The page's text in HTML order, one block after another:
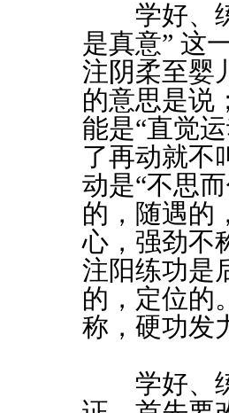
学好、练
是真意” 这
注阴柔至婴
的意思是说
能是“直觉
了再动就不
动是“不思
的，随遇的
心，强劲不
注阳练功是
的，定位的
称，硬功发
学好、练